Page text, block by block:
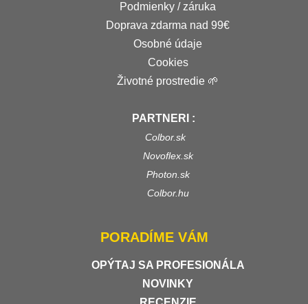
Podmienky / záruka
Doprava zdarma nad 99€
Osobné údaje
Cookies
Životné prostredie 🌱
PARTNERI :
Colbor.sk
Novoflex.sk
Photon.sk
Colbor.hu
PORADÍME VÁM
OPÝTAJ SA PROFESIONÁLA
NOVINKY